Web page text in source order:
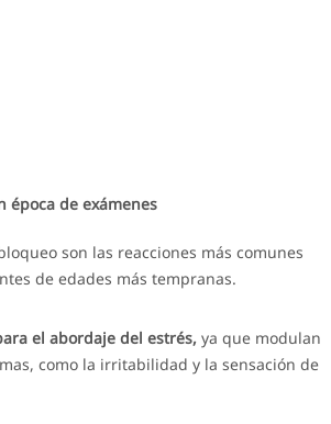
época de exámenes
son las reacciones más comunes
de edades más tempranas.
el abordaje del estrés, ya que modulan
como la irritabilidad y la sensación de